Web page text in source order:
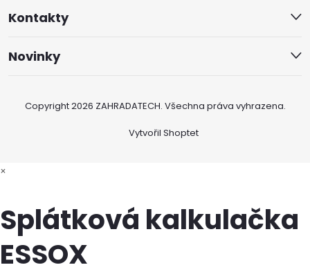
Kontakty
Novinky
Vytvořil Shoptet
Copyright 2026 ZAHRADATECH. Všechna práva vyhrazena.
×
Splátková kalkulačka
ESSOX